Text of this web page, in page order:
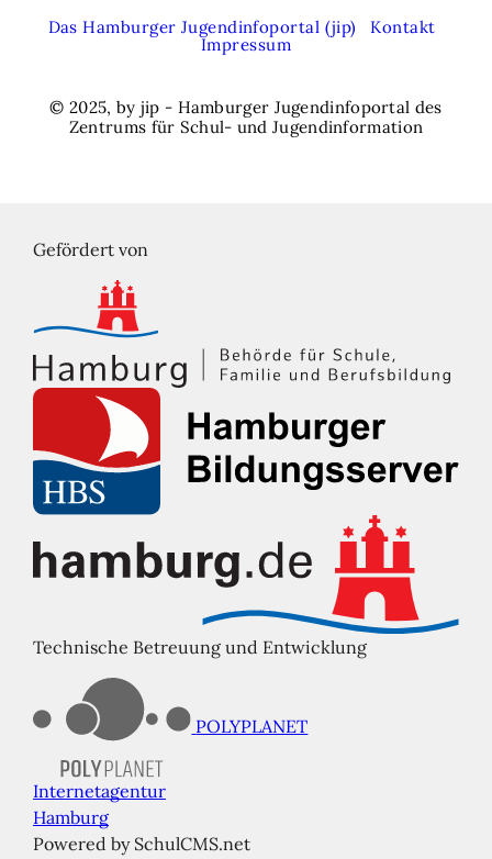
Das Hamburger Jugendinfoportal (jip)
Kontakt
Impressum
© 2025, by jip - Hamburger Jugendinfoportal des
Zentrums für Schul- und Jugendinformation
Gefördert von
Technische Betreuung und Entwicklung
POLYPLANET
Internetagentur
Hamburg
Powered by SchulCMS.net